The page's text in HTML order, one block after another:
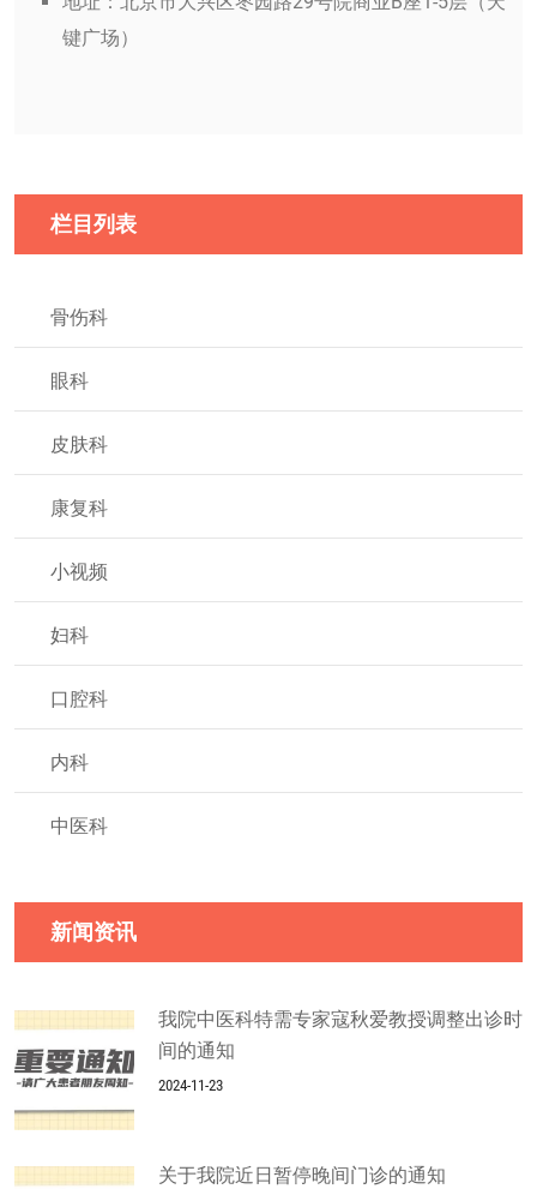
键广场）
栏目列表
骨伤科
眼科
皮肤科
康复科
小视频
妇科
口腔科
内科
中医科
新闻资讯
我院中医科特需专家寇秋爱教授调整出诊时
间的通知
2024-11-23
关于我院近日暂停晚间门诊的通知